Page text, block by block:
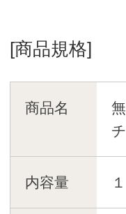
[商品規格]
商品名
内容量